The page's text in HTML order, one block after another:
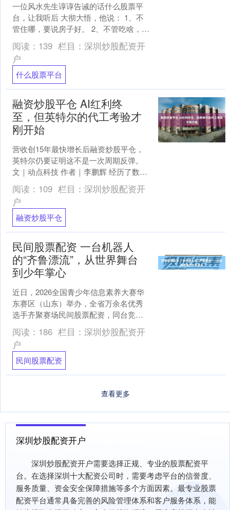
一位风水先生谆谆告诫的话什么股票平
台，让我听后 大彻大悟，他说： 1、不
管住哪，要说房子好。 2、不管吃啥，要
说饭菜香。 3、不管干啥，要说咱能行。
4、不管遇....
阅读： 139 栏目： 深圳炒股配资开
户
什么股票平台
融资炒股平仓 AI红利终
至，但英特尔的代工考验才
刚开始
营收创15年最快增长后融资炒股平仓，
英特尔仍要证明这不是一次周期反弹。
文｜动点科技 作者｜李鹏辉 经历了数年
的产品失误、制造延期和市场份额流失
后，英特尔终于交....
阅读： 109 栏目： 深圳炒股配资开
户
融资炒股平仓
民间股票配资 一台机器人
的“齐鲁漂流”，从世界舞台
到少年掌心
近日，2026全国青少年信息素养大赛华
东赛区（山东）举办，全省万余名优秀
选手齐聚赛场民间股票配资，同台竞
技。赛场上，小选手们屏息凝神，精准
操控机器人完成一道道挑....
阅读： 186 栏目： 深圳炒股配资开
户
民间股票配资
查看更多
深圳炒股配资开户
深圳炒股配资开户需要选择正规、专业的股票配资平
台。在选择深圳十大配资公司时，需要考虑平台的信誉度、
服务质量、资金安全保障措施等多个方面因素。最专业股票
配资平台通常具备完善的风险管理体系和客户服务体系，能